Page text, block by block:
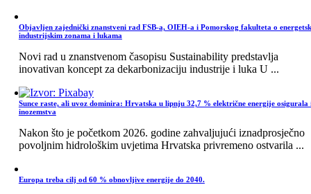
Objavljen zajednički znanstveni rad FSB-a, OIEH-a i Pomorskog fakulteta o
industrijskim zonama i lukama
Novi rad u znanstvenom časopisu Sustainability predstavlja
inovativan koncept za dekarbonizaciju industrije i luka U ...
Sunce raste, ali uvoz dominira: Hrvatska u lipnju 32,7 % električne energije osigurala
inozemstva
Nakon što je početkom 2026. godine zahvaljujući iznadprosječno
povoljnim hidrološkim uvjetima Hrvatska privremeno ostvarila ...
Europa treba cilj od 60 % obnovljive energije do 2040.